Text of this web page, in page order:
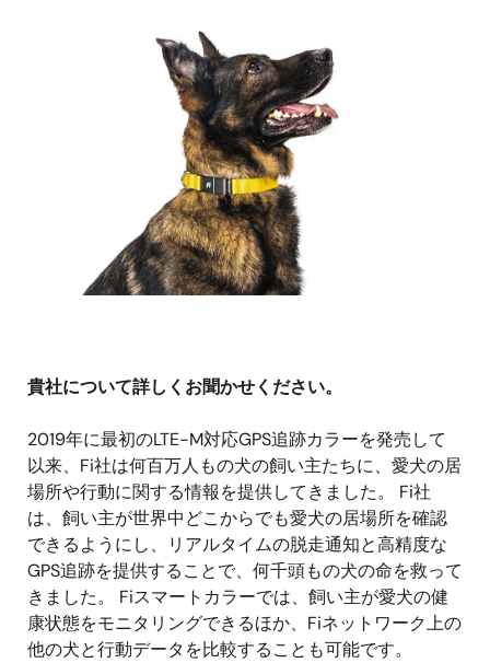
貴社について詳しくお聞かせください。
2019年に最初のLTE-M対応GPS追跡カラーを発売して
以来、Fi社は何百万人もの犬の飼い主たちに、愛犬の居
場所や行動に関する情報を提供してきました。 Fi社
は、飼い主が世界中どこからでも愛犬の居場所を確認
できるようにし、リアルタイムの脱走通知と高精度な
GPS追跡を提供することで、何千頭もの犬の命を救って
きました。 Fiスマートカラーでは、飼い主が愛犬の健
康状態をモニタリングできるほか、Fiネットワーク上の
他の犬と行動データを比較することも可能です。